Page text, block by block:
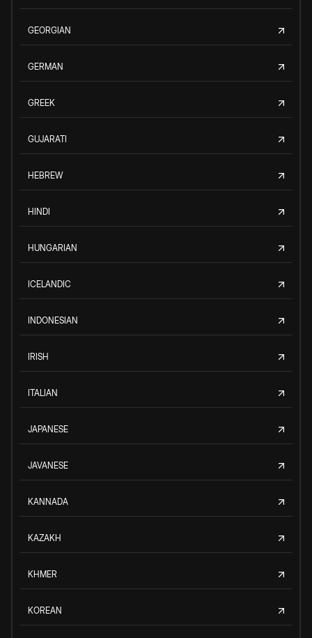
GEORGIAN
GERMAN
GREEK
GUJARATI
HEBREW
HINDI
HUNGARIAN
ICELANDIC
INDONESIAN
IRISH
ITALIAN
JAPANESE
JAVANESE
KANNADA
KAZAKH
KHMER
KOREAN